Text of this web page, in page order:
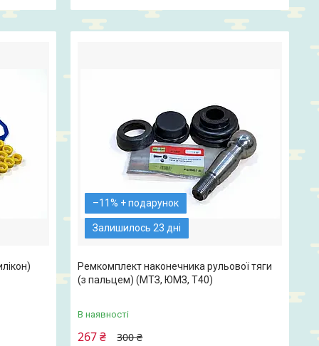
–11%
Залишилось 23 дні
Ремкомплект наконечника рульової тяги
(з пальцем) (МТЗ, ЮМЗ, Т40)
В наявності
300 ₴
267 ₴